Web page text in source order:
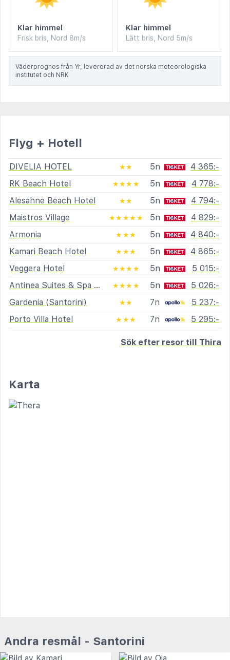
Klar himmel
Frisk bris, Nord 8m/s
Klar himmel
Lätt bris, Nord 5m/s
Väderprognos från Yr, levererad av det norska meteorologiska
institutet och NRK
Flyg + Hotell
DIVELIA HOTEL ★★ 5n
4 365:-
RK Beach Hotel
★★★★ 5n
4 778:-
Alesahne Beach Hotel
★★ 5n
4 794:-
Maistros Village
★★★★★ 5n
4 829:-
Armonia
★★★ 5n
4 840:-
Kamari Beach Hotel
★★★ 5n
4 865:-
Veggera Hotel
★★★★ 5n
5 015:-
Antinea Suites & Spa Hotel
★★★★ 5n
5 026:-
Gardenia (Santorini)
★★ 7n
5 237:-
Porto Villa Hotel
★★★ 7n 5 295:-
Sök efter resor till Thira
Karta
Andra resmål - Santorini